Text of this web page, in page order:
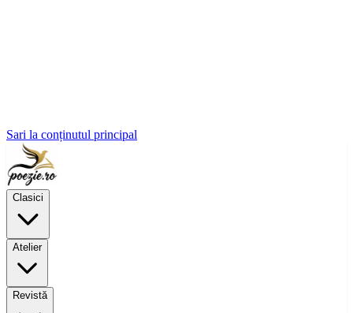
Sari la conținutul principal
Clasici
Atelier
Revistă